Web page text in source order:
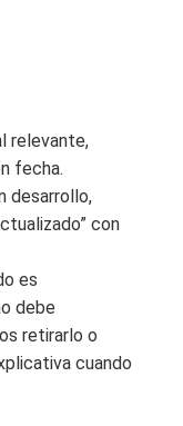
relevante,
fecha.
desarrollo,
con
es
debe
retirarlo o
cuando